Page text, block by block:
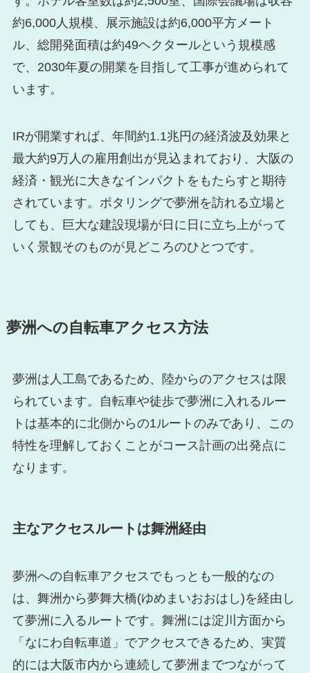
約6,000人規模、展示施設は約6,000平方メート
ル、総開発面積は約49ヘクタールという規模感
で、2030年夏の開業を目指して工事が進められて
います。
IRが開業すれば、年間約1.1兆円の経済波及効果と
最大約9万人の雇用創出が見込まれており、大阪の
経済・観光に大きなインパクトをもたらすと期待
されています。ポタリングで夢洲を訪れる立場と
しても、巨大な建設現場が日に日に立ち上がって
いく景観そのものが見どころのひとつです。
夢洲への自転車アクセス方法
夢洲は人工島であるため、陸からのアクセスは限
られています。自転車や徒歩で夢洲に入れるルー
トは基本的に北側からの1ルートのみであり、この
特性を理解しておくことがコース計画の出発点に
なります。
主なアクセスルートは舞洲経由
夢洲への自転車アクセスでもっとも一般的なの
は、舞洲から夢舞大橋(ゆめまいおおはし)を経由し
て夢洲に入るルートです。舞洲には淀川方面から
「なにわ自転車道」でアクセスできるため、実質
的には大阪市内から連続して夢洲までつながって